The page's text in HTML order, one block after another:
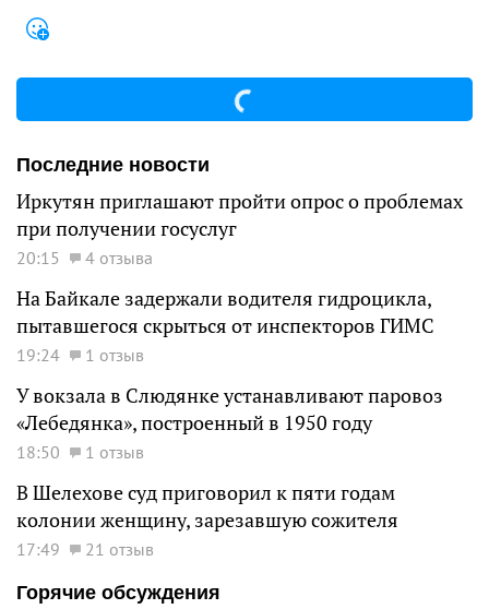
Последние новости
Иркутян приглашают пройти опрос о проблемах
при получении госуслуг
20:15 4 отзыва
На Байкале задержали водителя гидроцикла,
пытавшегося скрыться от инспекторов ГИМС
19:24 1 отзыв
У вокзала в Слюдянке устанавливают паровоз
«Лебедянка», построенный в 1950 году
18:50 1 отзыв
В Шелехове суд приговорил к пяти годам
колонии женщину, зарезавшую сожителя
17:49
21 отзыв
Горячие обсуждения